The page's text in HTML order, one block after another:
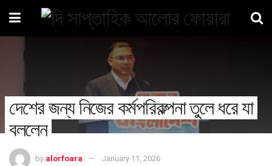
দেশের জন্য নিজের কর্মপরিকল্পনা তুলে ধরে যা
বললেন
by alorfoara January 11, 2026